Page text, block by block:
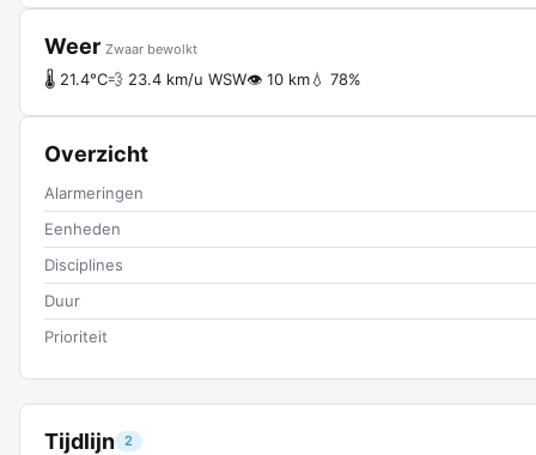
Tijdlijn 2
Weer Zwaar bewolkt
🌡 21.4°C💨 23.4 km/u WSW👁 10 km💧 78%
Overzicht
Alarmeringen
Eenheden
Disciplines
Duur
Prioriteit